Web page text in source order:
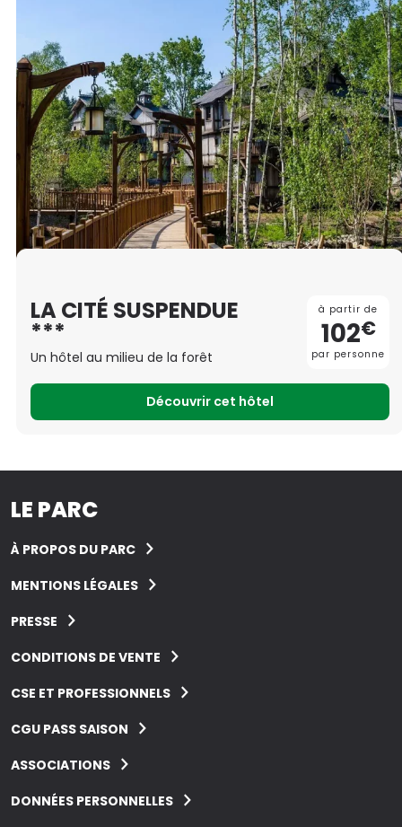
LA CITÉ SUSPENDUE
***
Un hôtel au milieu de la forêt
à partir de
102€
par personne
Découvrir cet hôtel
LE PARC
À PROPOS DU PARC
MENTIONS LÉGALES
PRESSE
CONDITIONS DE VENTE
CSE ET PROFESSIONNELS
CGU PASS SAISON
ASSOCIATIONS
DONNÉES PERSONNELLES